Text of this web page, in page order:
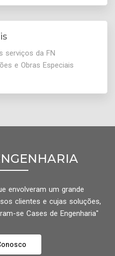
serviços da FN
e Obras Especiais
envolveram um grande
clientes e cujas soluções,
se Cases de Engenharia"